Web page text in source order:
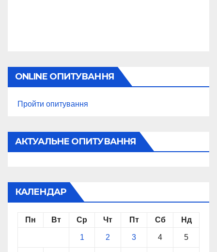
ONLINE ОПИТУВАННЯ
Пройти опитування
АКТУАЛЬНЕ ОПИТУВАННЯ
КАЛЕНДАР
Пн Вт Ср Чт Пт Сб Нд
1 2 3 4 5